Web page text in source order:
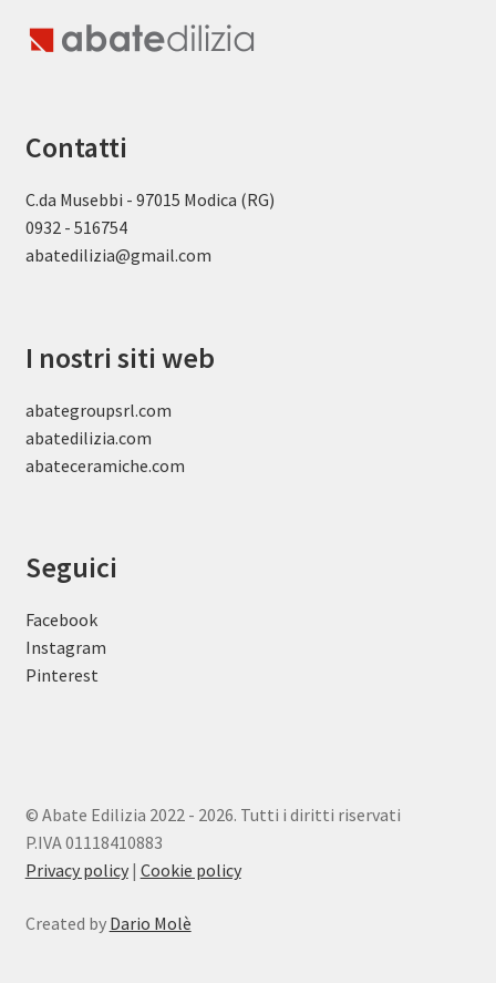
Contatti
C.da Musebbi - 97015 Modica (RG)
0932 - 516754
abatedilizia@gmail.com
I nostri siti web
abategroupsrl.com
abatedilizia.com
abateceramiche.com
Seguici
Facebook
Instagram
Pinterest
© Abate Edilizia 2022 - 2026. Tutti i diritti riservati
P.IVA 01118410883
Privacy policy| Cookie policy
Created by Dario Molè